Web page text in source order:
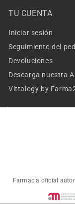
TU CUENTA
Iniciar sesión
Seguimiento del
Devoluciones
Descarga nuestra
Vittalogy by
Farmacia oficial